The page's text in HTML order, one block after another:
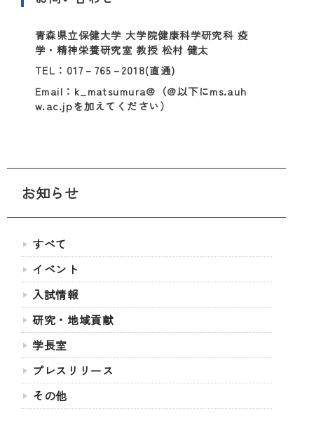
青森県立保健大学 大学院健康科学研究科 疫
学・精神栄養研究室 教授 松村 健太
TEL：017－765－2018(直通)
Email：k_matsumura@（@以下にms.auh
w.ac.jpを加えてください）
お知らせ
すべて
イベント
入試情報
研究・地域貢献
学長室
プレスリリース
その他